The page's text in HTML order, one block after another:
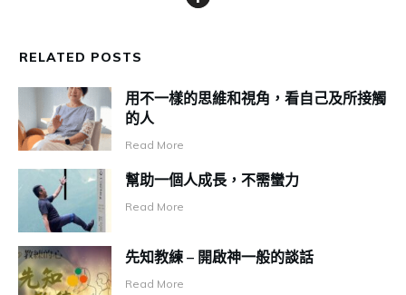
RELATED POSTS
用不一樣的思維和視角，看自己及所接觸
的人
Read More
幫助一個人成長，不需蠻力
Read More
先知教練 – 開啟神一般的談話
Read More